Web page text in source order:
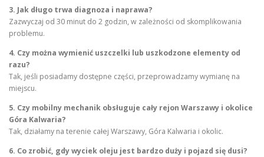
3. Jak długo trwa diagnoza i naprawa?
Zazwyczaj od 30 minut do 2 godzin, w zależności od skomplikowania
problemu.
4. Czy można wymienić uszczelki lub uszkodzone elementy od
razu?
Tak, jeśli posiadamy dostępne części, przeprowadzamy wymianę na
miejscu.
5. Czy mobilny mechanik obsługuje cały rejon Warszawy i okolice
Góra Kalwaria?
Tak, działamy na terenie całej Warszawy, Góra Kalwaria i okolic.
6. Co zrobić, gdy wyciek oleju jest bardzo duży i pojazd się dusi?